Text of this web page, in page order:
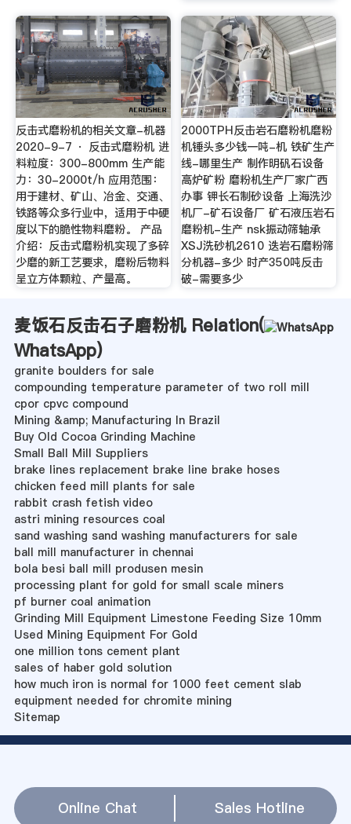
反击式磨粉机的相关文章-机器
2020-9-7 · 反击式磨粉机 进
料粒度：300-800mm 生产能
力：30-2000t/h 应用范围：
用于建材、矿山、冶金、交通、
铁路等众多行业中，适用于中硬
度以下的脆性物料磨粉。 产品
介绍：反击式磨粉机实现了多碎
少磨的新工艺要求，磨粉后物料
呈立方体颗粒、产量高。
2000TPH反击岩石磨粉机磨粉
机锤头多少钱一吨-机 铁矿生产
线-哪里生产 制作明矾石设备
高炉矿粉 磨粉机生产厂家广西
办事 钾长石制砂设备 上海洗沙
机厂-矿石设备厂 矿石液压岩石
磨粉机-生产 nsk振动筛轴承
XSJ洗砂机2610 迭岩石磨粉筛
分机器-多少 时产350吨反击
破-需要多少
麦饭石反击石子磨粉机 Relation(
WhatsApp)
granite boulders for sale
compounding temperature parameter of two roll mill
cpor cpvc compound
Mining &amp; Manufacturing In Brazil
Buy Old Cocoa Grinding Machine
Small Ball Mill Suppliers
brake lines replacement brake line brake hoses
chicken feed mill plants for sale
rabbit crash fetish video
astri mining resources coal
sand washing sand washing manufacturers for sale
ball mill manufacturer in chennai
bola besi ball mill produsen mesin
processing plant for gold for small scale miners
pf burner coal animation
Grinding Mill Equipment Limestone Feeding Size 10mm
Used Mining Equipment For Gold
one million tons cement plant
sales of haber gold solution
how much iron is normal for 1000 feet cement slab
equipment needed for chromite mining
Sitemap
Online Chat Sales Hotline